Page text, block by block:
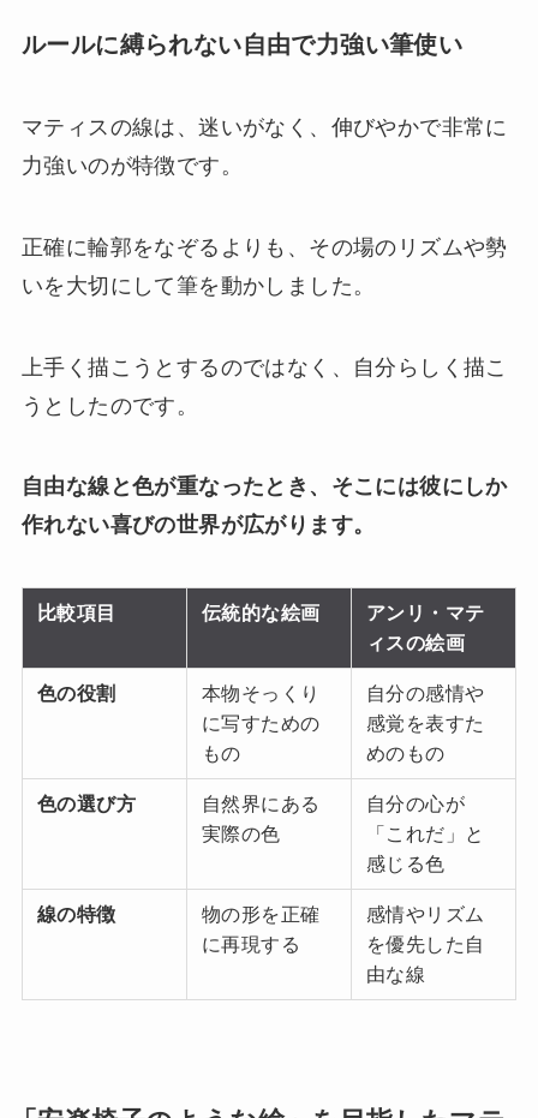
ルールに縛られない自由で力強い筆使い
マティスの線は、迷いがなく、伸びやかで非常に
力強いのが特徴です。
正確に輪郭をなぞるよりも、その場のリズムや勢
いを大切にして筆を動かしました。
上手く描こうとするのではなく、自分らしく描こ
うとしたのです。
自由な線と色が重なったとき、そこには彼にしか
作れない喜びの世界が広がります。
比較項目 伝統的な絵画
アンリ・マテ
ィスの絵画
色の役割
本物そっくり
に写すための
もの
自分の感情や
感覚を表すた
めのもの
色の選び方
自然界にある
実際の色
自分の心が
「これだ」と
感じる色
線の特徴
物の形を正確
に再現する
感情やリズム
を優先した自
由な線